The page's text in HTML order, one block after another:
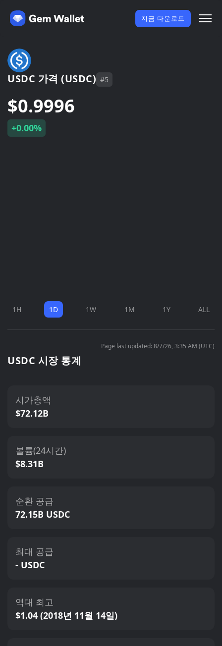
지금 다운로드
USDC 가격 (USDC) #5
$0.9996
+0.00%
1H 1D 1W 1M 1Y ALL
Page last updated: 8/7/26, 3:35 AM (UTC)
USDC 시장 통계
시가총액
$72.12B
볼륨(24시간)
$8.31B
순환 공급
72.15B USDC
최대 공급
- USDC
역대 최고
$1.04 (2018년 11월 14일)